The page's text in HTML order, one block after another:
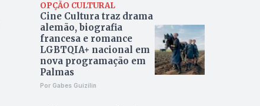
OPÇÃO CULTURAL
Cine Cultura traz drama
alemão, biografia
francesa e romance
LGBTQIA+ nacional em
nova programação em
Palmas
Por Gabes Guizilin